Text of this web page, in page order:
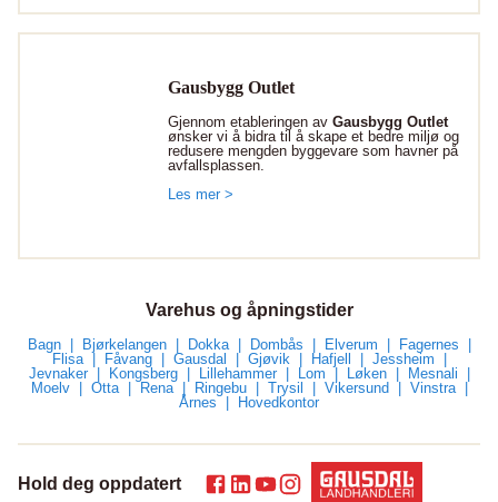
Gausbygg Outlet
Gjennom etableringen avGausbygg Outlet
ønsker vi å bidra til å skape et bedre miljø og
redusere mengden byggevare som havner på
avfallsplassen.
Les mer >
Varehus og åpningstider
Bagn Bjørkelangen Dokka Dombås Elverum
Fagernes
Flisa
Fåvang Gausdal Gjøvik Hafjell
Jessheim
Jevnaker
Kongsberg Lillehammer Lom Løken
Mesnali
Moelv
Otta Rena Ringebu Trysil Vikersund
Vinstra
Årnes
Hovedkontor
Hold deg oppdatert